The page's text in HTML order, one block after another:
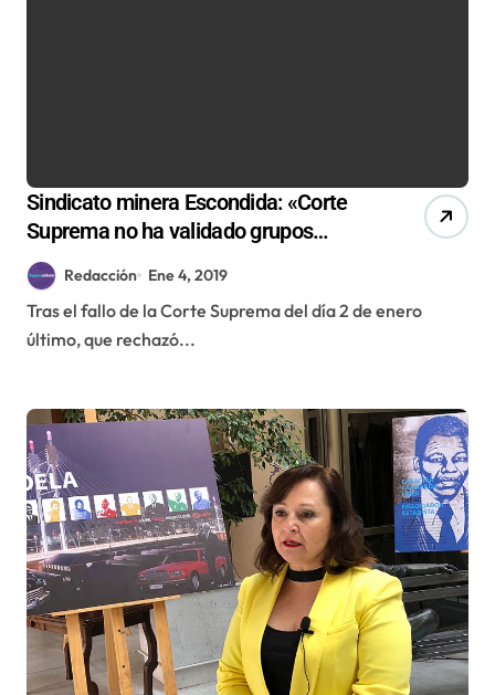
Sindicato minera Escondida: «Corte
Suprema no ha validado grupos
negociadores»
Redacción Ene 4, 2019
Tras el fallo de la Corte Suprema del día 2 de enero
último, que rechazó...